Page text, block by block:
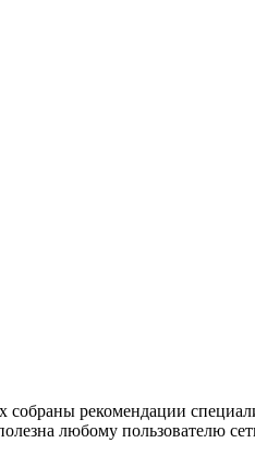
рекомендации
любому пользователю